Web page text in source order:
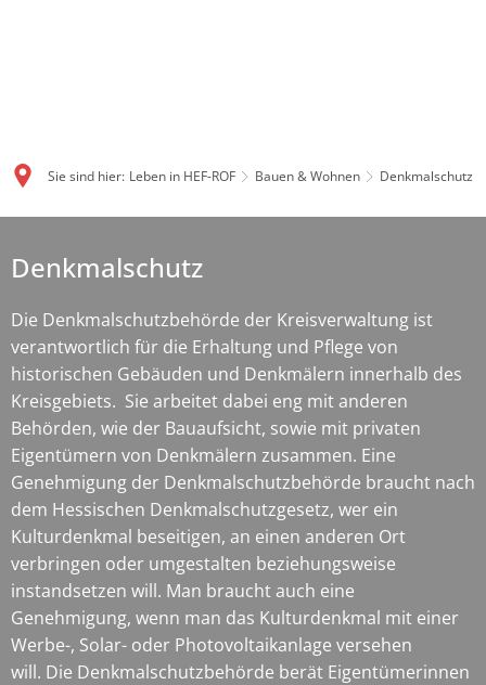
Sie sind hier: Leben in HEF-ROF Bauen & Wohnen Denkmalschutz
Denkmalschutz
Die Denkmalschutzbehörde der Kreisverwaltung ist
verantwortlich für die Erhaltung und Pflege von
historischen Gebäuden und Denkmälern innerhalb des
Kreisgebiets. Sie arbeitet dabei eng mit anderen
Behörden, wie der Bauaufsicht, sowie mit privaten
Eigentümern von Denkmälern zusammen. Eine
Genehmigung der Denkmalschutzbehörde braucht nach
dem Hessischen Denkmalschutzgesetz, wer ein
Kulturdenkmal beseitigen, an einen anderen Ort
verbringen oder umgestalten beziehungsweise
instandsetzen will. Man braucht auch eine
Genehmigung, wenn man das Kulturdenkmal mit einer
Werbe-, Solar- oder Photovoltaikanlage versehen
will. Die Denkmalschutzbehörde berät Eigentümerinnen